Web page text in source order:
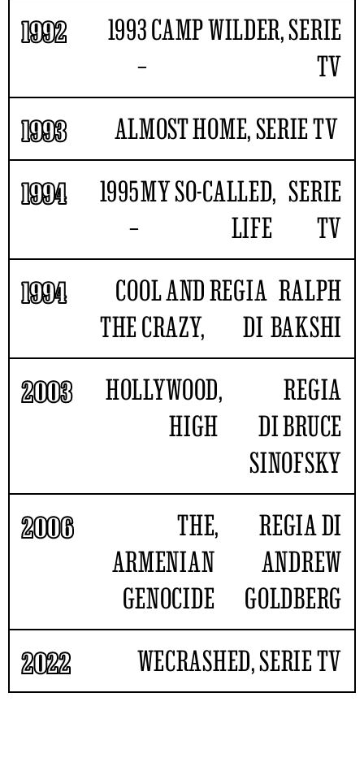
1992
1993
–
CAMP WILDER, SERIE
TV
1993 ALMOST HOME, SERIE TV
1994
1995
–
MY SO-CALLED
LIFE
, SERIE
TV
1994
COOL AND
THE CRAZY,
REGIA
DI
RALPH
BAKSHI
2003
HOLLYWOOD
HIGH
,
REGIA
DI BRUCE
SINOFSKY
2006
THE
ARMENIAN
GENOCIDE
,
REGIA DI
ANDREW
GOLDBERG
2022 WECRASHED,SERIE TV